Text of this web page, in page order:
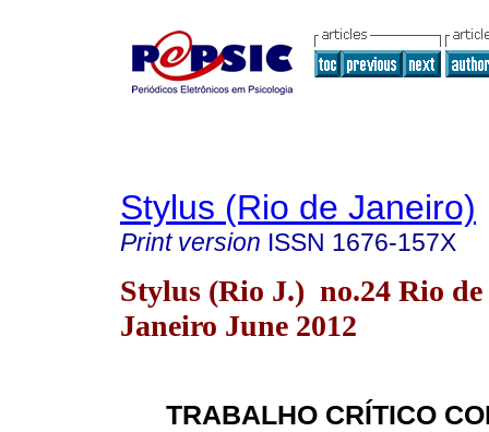
Stylus (Rio de Janeiro)
Print version ISSN 1676-157X
Stylus (Rio J.) no.24 Rio de
Janeiro June 2012
TRABALHO CRÍTICO